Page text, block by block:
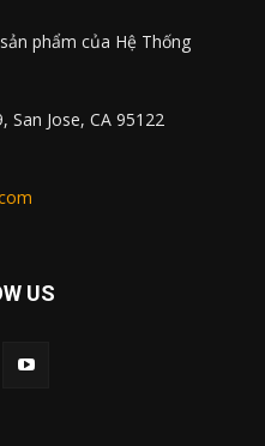
phẩm của Hệ Thống
San Jose, CA 95122
US